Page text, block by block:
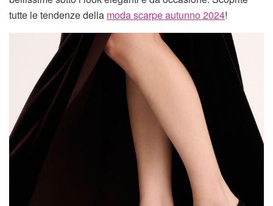
tutte le tendenze della moda scarpe autunno 2024!